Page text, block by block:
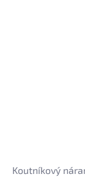
Koutníkový